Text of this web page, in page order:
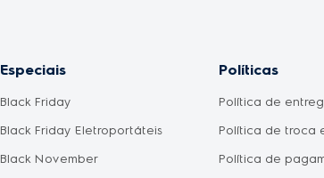
Especiais
Black Friday
Black Friday Eletroportáteis
Black November
Políticas
Política de
Política de troca
Política de